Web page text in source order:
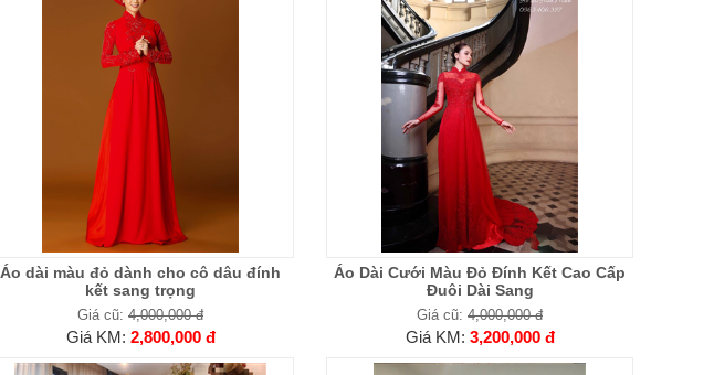
Áo dài màu đỏ dành cho cô dâu đính
kết sang trọng
Giá cũ: 4,000,000 đ
Giá KM: 2,800,000 đ
Áo Dài Cưới Màu Đỏ Đính Kết Cao Cấp
Đuôi Dài Sang
Giá cũ: 4,000,000 đ
Giá KM: 3,200,000 đ